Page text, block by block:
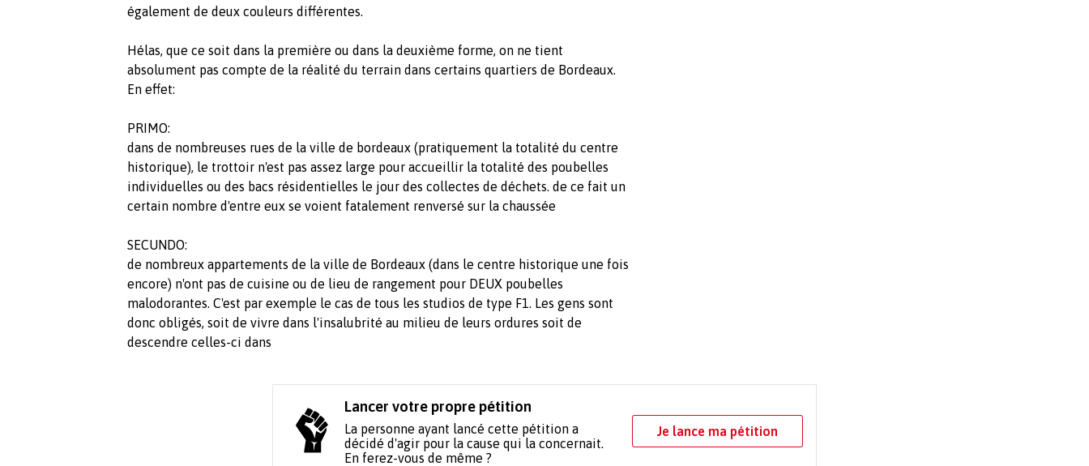
également de deux couleurs différentes.
Hélas, que ce soit dans la première ou dans la deuxième forme, on ne tient
absolument pas compte de la réalité du terrain dans certains quartiers de Bordeaux.
En effet:
PRIMO:
dans de nombreuses rues de la ville de bordeaux (pratiquement la totalité du centre
historique), le trottoir n'est pas assez large pour accueillir la totalité des poubelles
individuelles ou des bacs résidentielles le jour des collectes de déchets. de ce fait un
certain nombre d'entre eux se voient fatalement renversé sur la chaussée
SECUNDO:
de nombreux appartements de la ville de Bordeaux (dans le centre historique une fois
encore) n'ont pas de cuisine ou de lieu de rangement pour DEUX poubelles
malodorantes. C'est par exemple le cas de tous les studios de type F1. Les gens sont
donc obligés, soit de vivre dans l'insalubrité au milieu de leurs ordures soit de
descendre celles-ci dans
Lancer votre propre pétition
La personne ayant lancé cette pétition a
décidé d'agir pour la cause qui la concernait.
En ferez-vous de même ?
Je lance ma pétition